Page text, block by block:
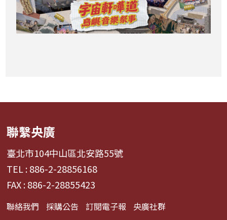
聯繫央廣
臺北市104中山區北安路55號
TEL : 886-2-28856168
FAX : 886-2-28855423
聯絡我們 採購公告 訂閱電子報 央廣社群